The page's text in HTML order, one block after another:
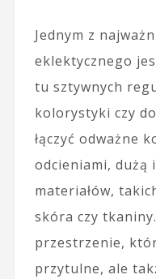
Jednym z
eklektycznego
tu sztywnych
kolorystyki czy
łączyć odważne
odcieniami, dużą
materiałów,
skóra czy
przestrzenie,
przytulne, ale